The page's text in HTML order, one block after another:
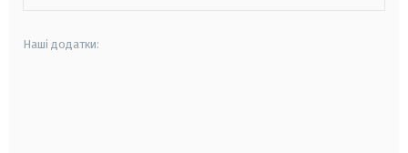
Наші додатки: